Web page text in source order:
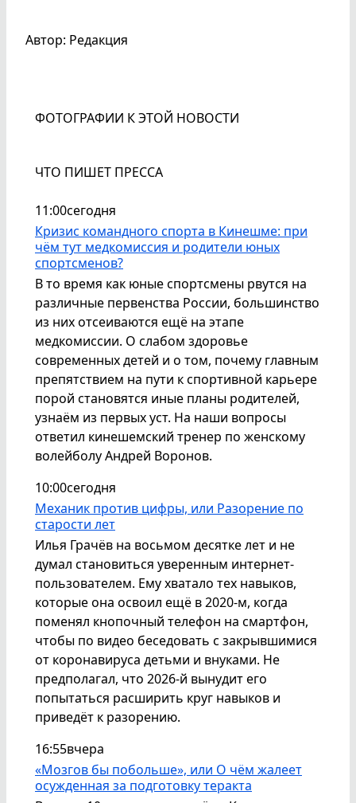
Автор: Редакция
ФОТОГРАФИИ К ЭТОЙ НОВОСТИ
ЧТО ПИШЕТ ПРЕССА
11:00сегодня
Кризис командного спорта в Кинешме: при
чём тут медкомиссия и родители юных
спортсменов?
В то время как юные спортсмены рвутся на
различные первенства России, большинство
из них отсеиваются ещё на этапе
медкомиссии. О слабом здоровье
современных детей и о том, почему главным
препятствием на пути к спортивной карьере
порой становятся иные планы родителей,
узнаём из первых уст. На наши вопросы
ответил кинешемский тренер по женскому
волейболу Андрей Воронов.
10:00сегодня
Механик против цифры, или Разорение по
старости лет
Илья Грачёв на восьмом десятке лет и не
думал становиться уверенным интернет-
пользователем. Ему хватало тех навыков,
которые она освоил ещё в 2020-м, когда
поменял кнопочный телефон на смартфон,
чтобы по видео беседовать с закрывшимися
от коронавируса детьми и внуками. Не
предполагал, что 2026-й вынудит его
попытаться расширить круг навыков и
приведёт к разорению.
16:55вчера
«Мозгов бы побольше», или О чём жалеет
осужденная за подготовку теракта